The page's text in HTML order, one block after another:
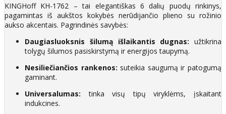
KINGHoff KH-1762 – tai elegantiškas 6 dalių puodų rinkinys,
pagamintas iš aukštos kokybės nerūdijančio plieno su rožinio
aukso akcentais. Pagrindinės savybės:
Daugiasluoksnis šilumą išlaikantis dugnas: užtikrina
tolygų šilumos pasiskirstymą ir energijos taupymą.
Nesiliečiančios rankenos: suteikia saugumą ir patogumą
gaminant.
Universalumas: tinka visų tipų viryklėms, įskaitant
indukcines.